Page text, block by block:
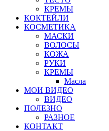
КРЕМЫ
КОКТЕЙЛИ
КОСМЕТИКА
МАСКИ
ВОЛОСЫ
КОЖА
РУКИ
КРЕМЫ
Масла
МОИ ВИДЕО
ВИДЕО
ПОЛЕЗНО
РАЗНОЕ
КОНТАКТ